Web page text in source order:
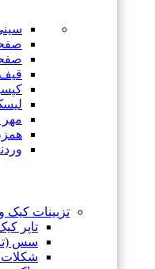
مهر
تزیینات کیک
تاپر
سس
شکلات